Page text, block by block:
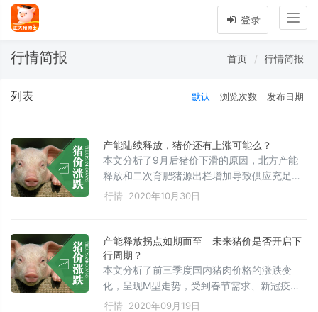
登录
行情简报 首页 行情简报
列表 默认 浏览次数 发布日期
产能陆续释放，猪价还有上涨可能么？
本文分析了9月后猪价下滑的原因，北方产能
释放和二次育肥猪源出栏增加导致供应充足。
湖南存栏量环比增加，企业复产加快。虽然屠
应充足、看跌预期及需求未达高峰期等因素影
响，涨幅有限。
行情 2020年10月30日
产能释放拐点如期而至 未来猪价是否开启下
行周期？
本文分析了前三季度国内猪肉价格的涨跌变
化，呈现M型走势，受到春节需求、新冠疫
情、进口增加、防疫措施、政策调控等多重因
行情 2020年09月19日